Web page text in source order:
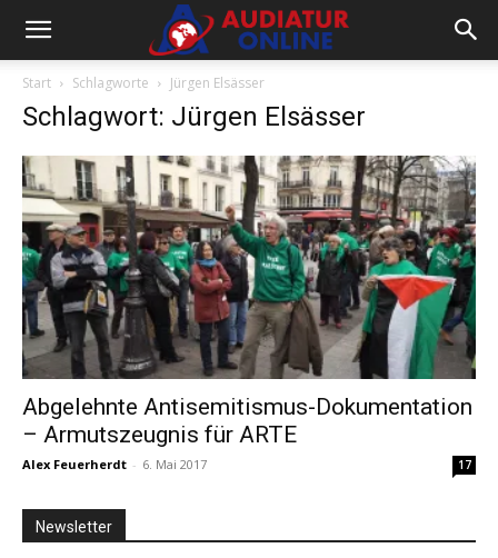
Start Schlagworte Jürgen Elsässer
Schlagwort: Jürgen Elsässer
Abgelehnte Antisemitismus-Dokumentation
– Armutszeugnis für ARTE
Alex Feuerherdt - 6. Mai 2017 17
Newsletter